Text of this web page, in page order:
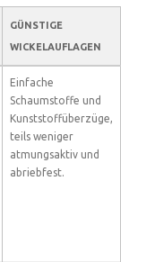
GÜNSTIGE
WICKELAUFLAGEN
Einfache
Schaumstoffe und
Kunststoffüberzüge,
teils weniger
atmungsaktiv und
abriebfest.